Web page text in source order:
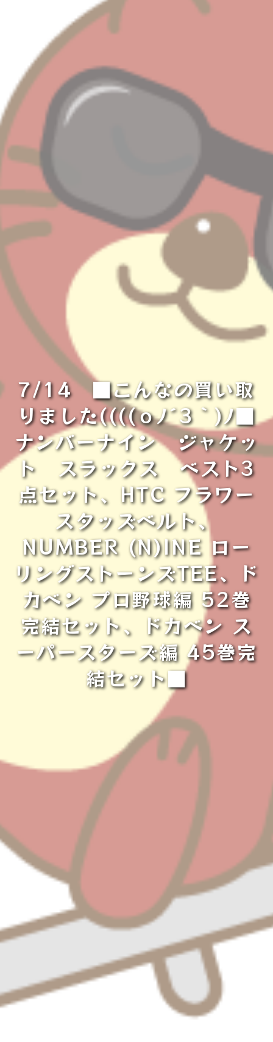
7/14 ■こんなの買い取
りました((((ｏﾉ´3｀)ﾉ■
ナンバーナイン ジャケッ
ト スラックス ベスト3
点セット、HTC フラワー
スタッズベルト、
NUMBER (N)INE ロー
リングストーンズTEE、ド
カベン プロ野球編 52巻
完結セット、ドカベン ス
ーパースターズ編 45巻完
結セット■